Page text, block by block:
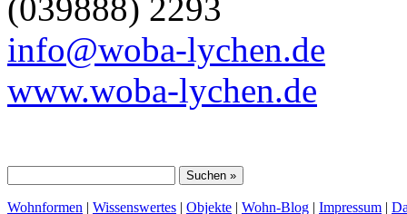
(039888) 2293
info@woba-lychen.de
www.woba-lychen.de
Wohnformen | Wissenswertes | Objekte | Wohn-Blog | Impressum |